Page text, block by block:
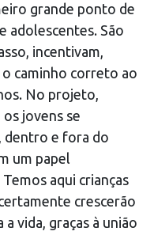
grande ponto de
adolescentes. São
incentivam,
caminho correto ao
No projeto,
jovens se
dentro e fora do
um papel
aqui crianças
crescerão
vida, graças à união